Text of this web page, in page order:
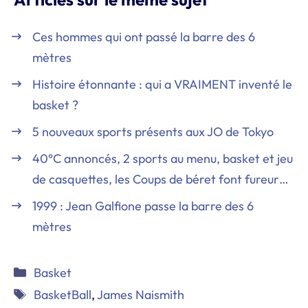
Ces hommes qui ont passé la barre des 6
mètres
Histoire étonnante : qui a VRAIMENT inventé le
basket ?
5 nouveaux sports présents aux JO de Tokyo
40°C annoncés, 2 sports au menu, basket et jeu
de casquettes, les Coups de béret font fureur…
1999 : Jean Galfione passe la barre des 6
mètres
Catégories
Basket
Étiquettes
BasketBall,James Naismith